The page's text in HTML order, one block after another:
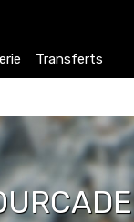
Transferts